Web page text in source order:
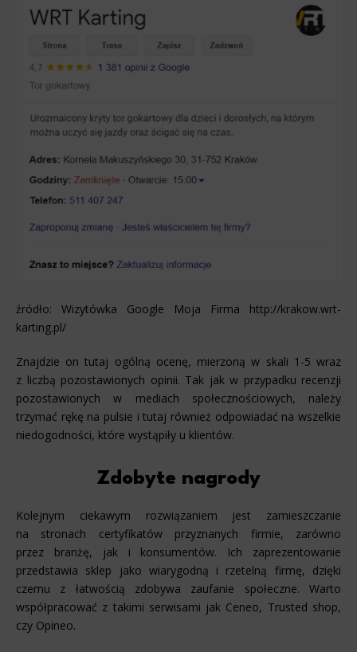
źródło: Wizytówka Google Moja Firma http://krakow.wrt-
karting.pl/
Znajdzie on tutaj ogólną ocenę, mierzoną w skali 1-5 wraz
z liczbą pozostawionych opinii. Tak jak w przypadku recenzji
pozostawionych w mediach społecznościowych, należy
trzymać rękę na pulsie i tutaj również odpowiadać na wszelkie
niedogodności, które wystąpiły u klientów.
Zdobyte nagrody
Kolejnym ciekawym rozwiązaniem jest zamieszczanie
na stronach certyfikatów przyznanych firmie, zarówno
przez branżę, jak i konsumentów. Ich zaprezentowanie
przedstawia sklep jako wiarygodną i rzetelną firmę, dzięki
czemu z łatwością zdobywa zaufanie społeczne. Warto
współpracować z takimi serwisami jak Ceneo, Trusted shop,
czy Opineo.